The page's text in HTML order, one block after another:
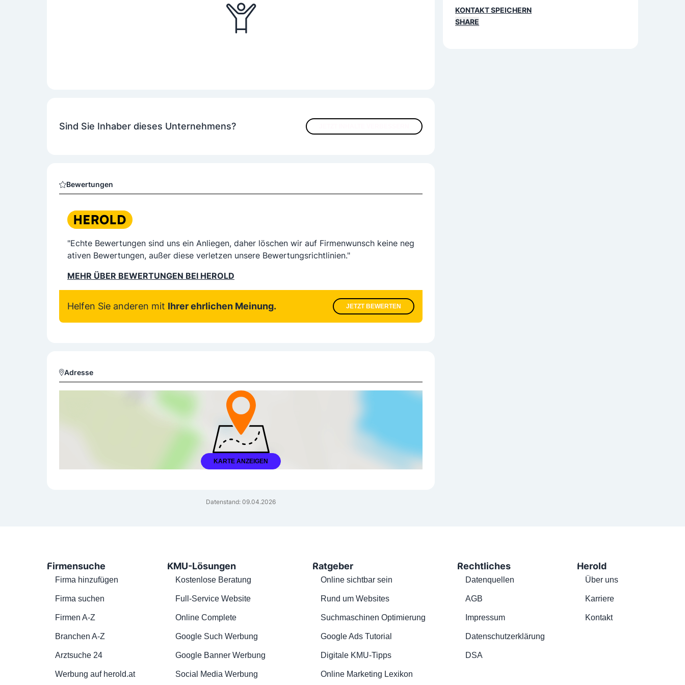
Sind Sie Inhaber dieses Unternehmens?
Bewertungen
"Echte Bewertungen sind uns ein Anliegen, daher löschen wir auf Firmenwunsch keine neg
ativen Bewertungen, außer diese verletzen unsere Bewertungsrichtlinien."
MEHR ÜBER BEWERTUNGEN BEI HEROLD
Helfen Sie anderen mit Ihrer ehrlichen Meinung. JETZT BEWERTEN
Adresse
KARTE ANZEIGEN
Datenstand: 09.04.2026
KONTAKT SPEICHERN
SHARE
Firmensuche
Firma hinzufügen
Firma suchen
Firmen A-Z
Branchen A-Z
Arztsuche 24
Werbung auf herold.at
KMU-Lösungen
Kostenlose Beratung
Full-Service Website
Online Complete
Google Such Werbung
Google Banner Werbung
Social Media Werbung
Ratgeber
Online sichtbar sein
Rund um Websites
Suchmaschinen Optimierung
Google Ads Tutorial
Digitale KMU-Tipps
Online Marketing Lexikon
Rechtliches
Datenquellen
AGB
Impressum
Datenschutzerklärung
DSA
Herold
Über uns
Karriere
Kontakt